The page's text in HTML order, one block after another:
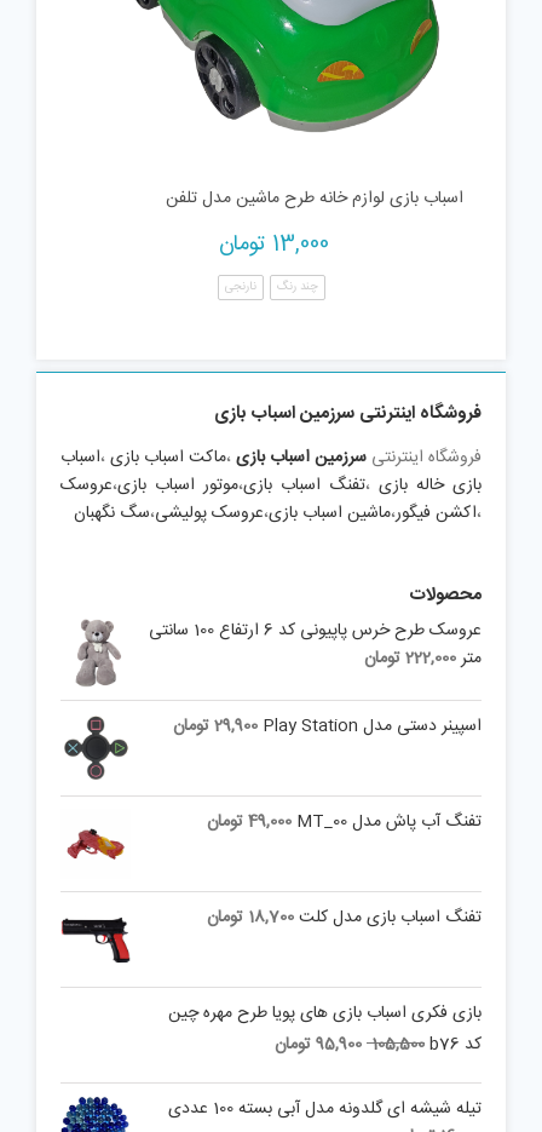
اسباب بازی لوازم خانه طرح ماشین مدل تلفن
13,000 تومان
چند رنگ نارنجی
فروشگاه اینترنتی سرزمین اسباب بازی
فروشگاه اینترنتی سرزمین اسباب بازی،ماکت اسباب بازی،اسباب
بازی خاله بازی ،تفنگ اسباب بازی،موتور اسباب بازی،عروسک
،اکشن فیگور،ماشین اسباب بازی،عروسک پولیشی،سگ نگهبان
محصولات
عروسک طرح خرس پاپیونی کد 6 ارتفاع 100 سانتی
متر222,000تومان
اسپینر دستی مدل Play Station 29,900تومان
تفنگ آب پاش مدل MT_00 49,000تومان
تفنگ اسباب بازی مدل کلت18,700 تومان
بازی فکری اسباب بازی های پویا طرح مهره چین
کد b76
105,500
Original
was:
105,500 تومان.
95,900تومان
95,900 تومان.
تیله شیشه ای گلدونه مدل آبی بسته 100 عددی